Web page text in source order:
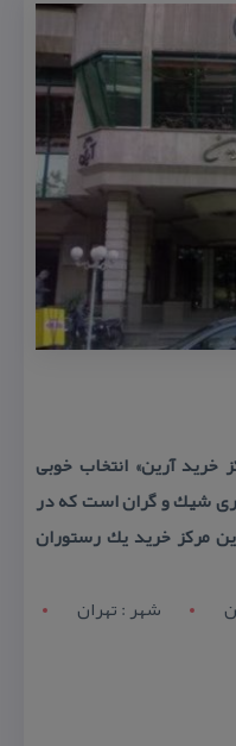
خرید آرین» انتخاب خوبی
شیك و گران است كه در
مركز خرید یك رستوران
شهر : تهران